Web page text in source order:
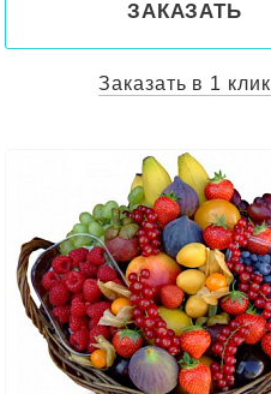
ЗАКАЗАТЬ
Заказать в 1 клик